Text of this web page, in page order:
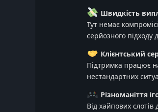
Швидкість
Тут немає
серйозного підходу
Клієнтський
Підтримка працює
нестандартних
Різноманіття
Від хайпових